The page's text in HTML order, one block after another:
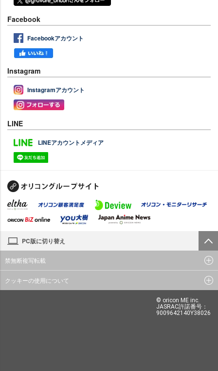
Facebook
Facebookアカウント
Instagram
Instagramアカウント
LINE
LINEアカウントメディア
PC版に切り替え
禁無断複写転載
クッキーの使用について
© oricon ME inc.
JASRAC許諾番号：
9009642140Y38026